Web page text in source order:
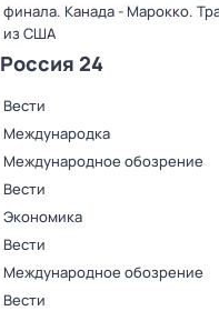
финала. Канада - Марокко.
из США
Россия 24
Вести
Международка
Международное обозрение
Вести
Экономика
Вести
Международное обозрение
Вести